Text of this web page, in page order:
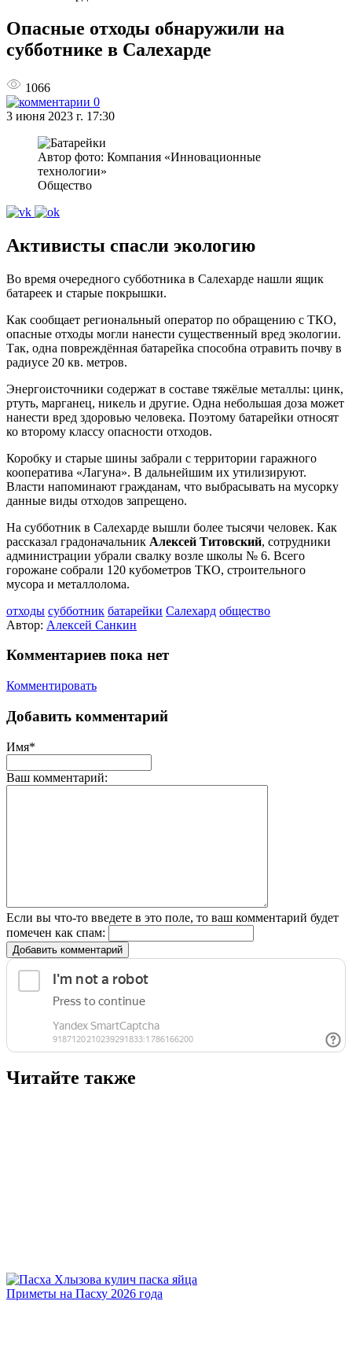
Опасные отходы обнаружили на
субботнике в Салехарде
1066
0
3 июня 2023 г. 17:30
Автор фото: Компания «Инновационные
технологии»
Общество
Активисты спасли экологию
Во время очередного субботника в Салехарде нашли ящик
батареек и старые покрышки.
Как сообщает региональный оператор по обращению с ТКО,
опасные отходы могли нанести существенный вред экологии.
Так, одна повреждённая батарейка способна отравить почву в
радиусе 20 кв. метров.
Энергоисточники содержат в составе тяжёлые металлы: цинк,
ртуть, марганец, никель и другие. Одна небольшая доза может
нанести вред здоровью человека. Поэтому батарейки относят
ко второму классу опасности отходов.
Коробку и старые шины забрали с территории гаражного
кооператива «Лагуна». В дальнейшим их утилизируют.
Власти напоминают гражданам, что выбрасывать на мусорку
данные виды отходов запрещено.
На субботник в Салехарде вышли более тысячи человек. Как
рассказал градоначальник Алексей Титовский, сотрудники
администрации убрали свалку возле школы № 6. Всего
горожане собрали 120 кубометров ТКО, строительного
мусора и металлолома.
отходы субботник батарейки Салехард общество
Автор: Алексей Санкин
Комментариев пока нет
Комментировать
Добавить комментарий
Имя*
Ваш комментарий:
Если вы что-то введете в это поле, то ваш комментарий будет
помечен как спам:
Добавить комментарий
Читайте также
Приметы на Пасху 2026 года